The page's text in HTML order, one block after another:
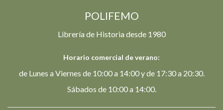
POLIFEMO
Librería de Historia desde 1980
Horario comercial de verano:
de Lunes a Viernes de 10:00 a 14:00 y de 17:30 a 20:30.
Sábados de 10:00 a 14:00.